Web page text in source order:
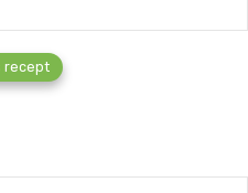
recept